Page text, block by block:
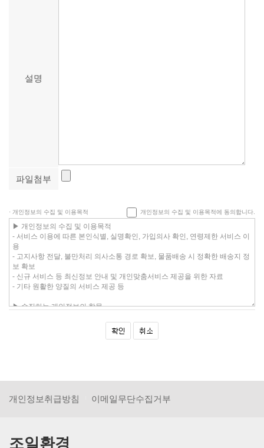
설명
파일첨부
· 개인정보의 수집 및 이용목적 개인정보의 수집 및 이용목적에 동의합니다.
개인정보취급방침 이메일무단수집거부
조일환경